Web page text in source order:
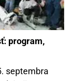
program,
septembra